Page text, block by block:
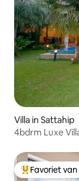
Villa in Sattahip
4bdrm Luxe
Topfavoriet
Favoriet